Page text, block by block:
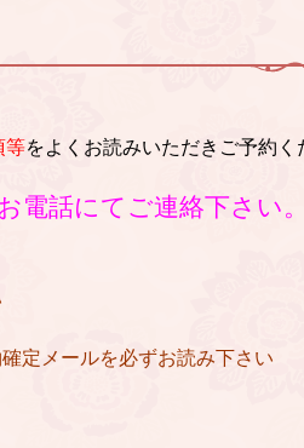
等をよくお読みいただきご予約く
電話にてご連絡下さい。
定メールを必ずお読み下さい